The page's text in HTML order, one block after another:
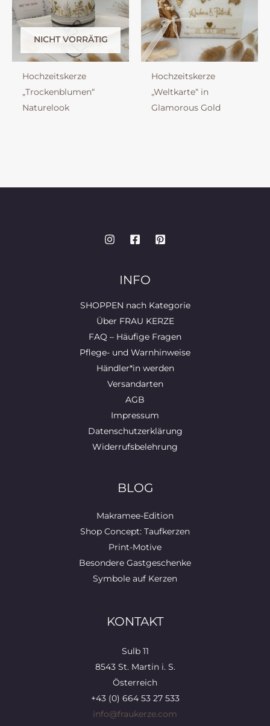
NICHT VORRÄTIG
Hochzeitskerze
„Trockenblumen“
Naturelook
Hochzeitskerze
„Weltkarte“ in
Glamorous Gold
INFO
SHOPPEN nach Kategorie
Über FRAU KERZE
FAQ – Häufige Fragen
Pflege- und Warnhinweise
Händler*in werden
Versandarten
AGB
Impressum
Datenschutzerklärung
Widerrufsbelehrung
BLOG
Makramee-Edition
Shop Concept: Taufkerzen
Print-Motive
Besondere Gastgeschenke
Symbole auf Kerzen
KONTAKT
Sulb 11
8543 St. Martin i. S.
Österreich
+43 (0) 664 53 27 533
info@fraukerze.com